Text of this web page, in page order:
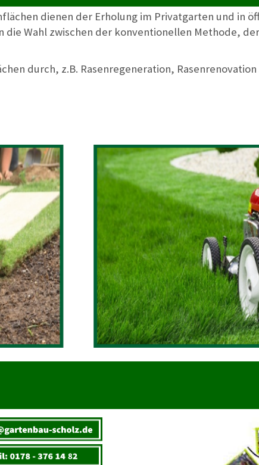
dienen der Erholung im Privatgarten und in
die Wahl zwischen der konventionellen Methode,
durch, z.B. Rasenregeneration,